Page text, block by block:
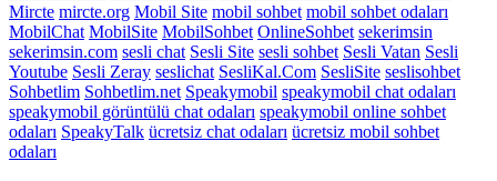
Mircte mircte.org Mobil Site mobil sohbet mobil sohbet odaları
MobilChat MobilSite MobilSohbet OnlineSohbet sekerimsin
sekerimsin.com sesli chat Sesli Site sesli sohbet Sesli Vatan Sesli
Youtube Sesli Zeray seslichat SesliKal.Com SesliSite seslisohbet
Sohbetlim Sohbetlim.net Speakymobil speakymobil chat odaları
speakymobil görüntülü chat odaları speakymobil online sohbet
odaları SpeakyTalk ücretsiz chat odaları ücretsiz mobil sohbet
odaları